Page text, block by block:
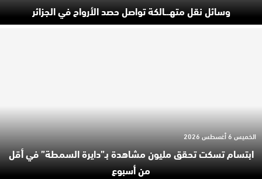
وسائل نقل متهـ.ـالكة تواصل حصد الأرواح في الجزائر
ابتسام تسكت تحقق مليون مشاهدة بـ”دايرة السمطة” في أقل
من أسبوع
الخميس 6 أغسطس 2026